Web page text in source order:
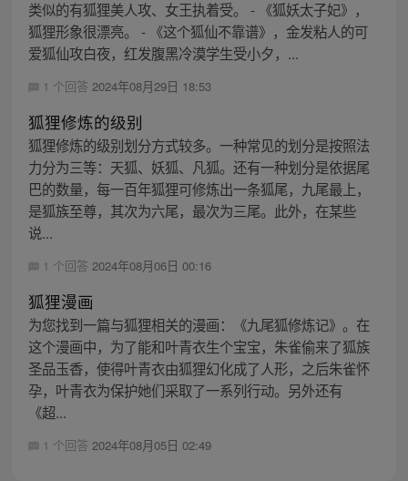
类似的有狐狸美人攻、女王执着受。 - 《狐妖太子妃》，
狐狸形象很漂亮。 - 《这个狐仙不靠谱》，金发粘人的可
爱狐仙攻白夜，红发腹黑冷漠学生受小夕，...
1 个回答 2024年08月29日 18:53
狐狸修炼的级别
狐狸修炼的级别划分方式较多。一种常见的划分是按照法
力分为三等：天狐、妖狐、凡狐。还有一种划分是依据尾
巴的数量，每一百年狐狸可修炼出一条狐尾，九尾最上，
是狐族至尊，其次为六尾，最次为三尾。此外，在某些
说...
1 个回答 2024年08月06日 00:16
狐狸漫画
为您找到一篇与狐狸相关的漫画：《九尾狐修炼记》。在
这个漫画中，为了能和叶青衣生个宝宝，朱雀偷来了狐族
圣品玉香，使得叶青衣由狐狸幻化成了人形，之后朱雀怀
孕，叶青衣为保护她们采取了一系列行动。另外还有
《超...
1 个回答 2024年08月05日 02:49